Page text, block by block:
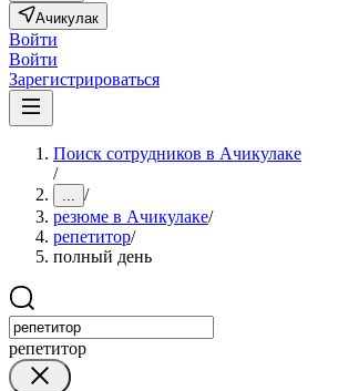
Ачикулак
Войти
Войти
Зарегистрироваться
Поиск сотрудников в Ачикулаке
/
... /
резюме в Ачикулаке/
репетитор/
полный день
репетитор